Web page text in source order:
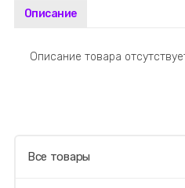
Описание
Описание товара
Все товары